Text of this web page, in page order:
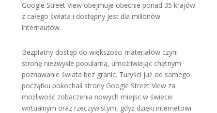
Google Street View obejmuje obecnie ponad 35 krajów
z całego świata i dostępny jest dla milionów
internautów.
Bezpłatny dostęp do większości materiałów czyni
stronę niezwykle popularną, umożliwiając chętnym
poznawanie świata bez granic. Turyści już od samego
początku pokochali strony Google Street View za
możliwość zobaczenia nowych miejsc w świecie
wirtualnym oraz rzeczywistym, gdyż dzięki internetowi